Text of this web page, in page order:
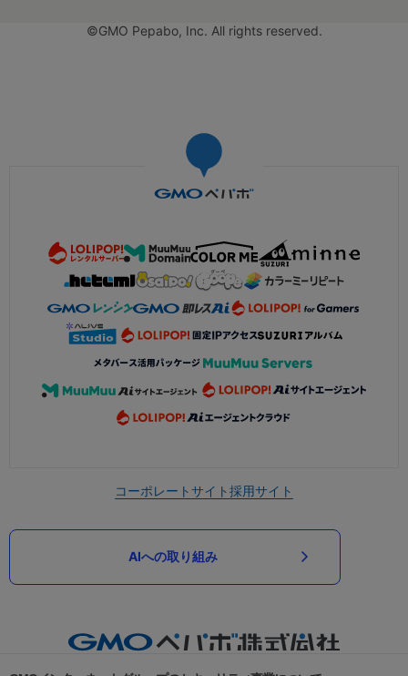
©GMO Pepabo, Inc. All rights reserved.
コーポレートサイト採用サイト
AIへの取り組み